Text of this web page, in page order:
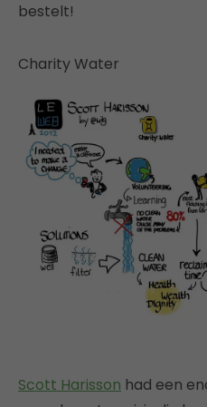
bestelt!
Charity Water
Scott Harisson had een